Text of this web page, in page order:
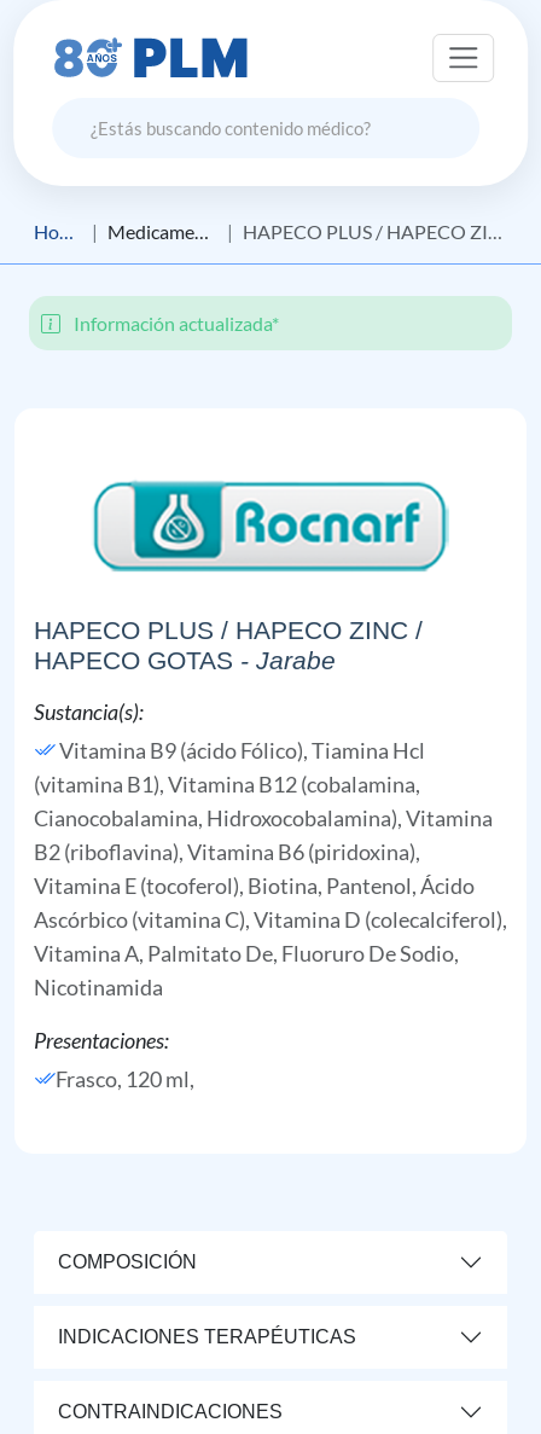
Home Medicamento HAPECO PLUS / HAPECO ZINC / HAPECO GOTAS
Información actualizada*
HAPECO PLUS / HAPECO ZINC /
HAPECO GOTAS - Jarabe
Sustancia(s):
Vitamina B9 (ácido Fólico),Tiamina Hcl
(vitamina B1),Vitamina B12 (cobalamina,
Cianocobalamina, Hidroxocobalamina),Vitamina
B2 (riboflavina),Vitamina B6 (piridoxina),
Vitamina E (tocoferol), Biotina, Pantenol,Ácido
Ascórbico (vitamina C),Vitamina D (colecalciferol),
Vitamina A, Palmitato De, Fluoruro De Sodio,
Nicotinamida
Presentaciones:
Frasco, 120 ml,
COMPOSICIÓN
INDICACIONES TERAPÉUTICAS
CONTRAINDICACIONES